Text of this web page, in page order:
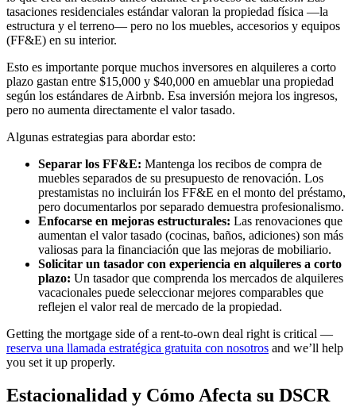
tasaciones residenciales estándar valoran la propiedad física —la
estructura y el terreno— pero no los muebles, accesorios y equipos
(FF&E) en su interior.
Esto es importante porque muchos inversores en alquileres a corto
plazo gastan entre $15,000 y $40,000 en amueblar una propiedad
según los estándares de Airbnb. Esa inversión mejora los ingresos,
pero no aumenta directamente el valor tasado.
Algunas estrategias para abordar esto:
Separar los FF&E: Mantenga los recibos de compra de
muebles separados de su presupuesto de renovación. Los
prestamistas no incluirán los FF&E en el monto del préstamo,
pero documentarlos por separado demuestra profesionalismo.
Enfocarse en mejoras estructurales: Las renovaciones que
aumentan el valor tasado (cocinas, baños, adiciones) son más
valiosas para la financiación que las mejoras de mobiliario.
Solicitar un tasador con experiencia en alquileres a corto
plazo: Un tasador que comprenda los mercados de alquileres
vacacionales puede seleccionar mejores comparables que
reflejen el valor real de mercado de la propiedad.
Getting the mortgage side of a rent-to-own deal right is critical —
reserva una llamada estratégica gratuita con nosotros and we’ll help
you set it up properly.
Estacionalidad y Cómo Afecta su DSCR